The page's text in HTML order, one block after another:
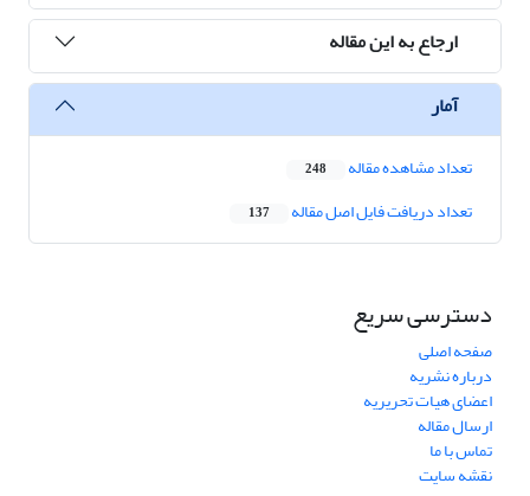
ارجاع به این مقاله
آمار
تعداد مشاهده مقاله 248
تعداد دریافت فایل اصل مقاله 137
دسترسی سریع
صفحه اصلی
درباره نشریه
اعضای هیات تحریریه
ارسال مقاله
تماس با ما
نقشه سایت